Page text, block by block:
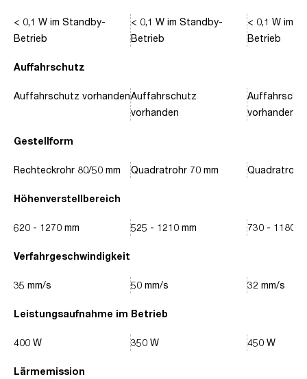
Auffahrschutz
Gestellform
Höhenverstellbereich
Verfahrgeschwindigkeit
Leistungsaufnahme im Betrieb
Lärmemission
< 0,1 W im Standby-
Betrieb
Auffahrschutz vorhanden
Rechteckrohr 80/50 mm
620 - 1270 mm
35 mm/s
400 W
< 0,1 W im Standby-
Betrieb
Auffahrschutz
vorhanden
Quadratrohr 70 mm
525 - 1210 mm
50 mm/s
350 W
< 0,1 W im
Betrieb
vorhanden
Quadratrohr
730 - 1180
32 mm/s
450 W